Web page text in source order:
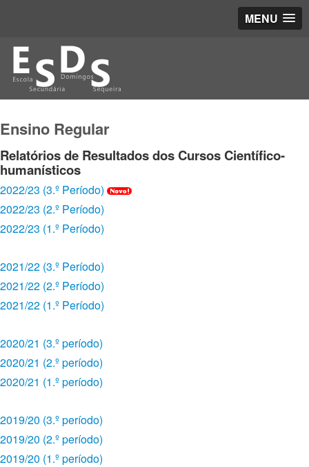
MENU
Ensino Regular
Relatórios de Resultados dos Cursos Científico-
humanísticos
2022/23 (3.º Período)
2022/23 (2.º Período)
2022/23 (1.º Período)
2021/22 (3.º Período)
2021/22 (2.º Período)
2021/22 (1.º Período)
2020/21 (3.º período)
2020/21 (2.º período)
2020/21 (1.º período)
2019/20 (3.º período)
2019/20 (2.º período)
2019/20 (1.º período)